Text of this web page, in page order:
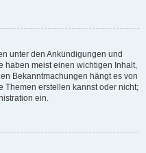
unter den Ankündigungen und
haben meist einen wichtigen Inhalt,
Bekanntmachungen hängt es von
Themen erstellen kannst oder nicht;
ein.